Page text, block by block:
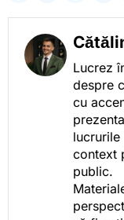
Lucrez
despre
cu
context
public.